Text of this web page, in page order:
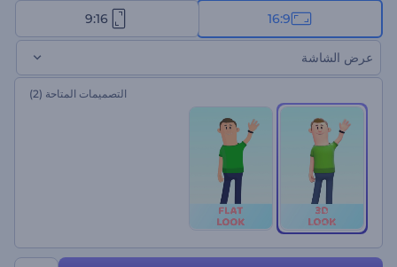
المنتجات والتي ستساعدك على تعزيز مبيعاتك وصنع مشروع عالي الجودة وناجح
للغاية. اختر المناظر من بين مجموعة واسعة من الفئات وغير النصوص وأضف
مسارك الموسيقى الذي ترغب فيه وقم بالإستعراض. لقد انتهيت الآن! لا تضيع
الفرصة في تجربة مجموعة أدوات الفيديو التوضيحي ثلاثي الأبعاد اليوم!
16:9
9:16
عرض الشاشة
التصميمات المتاحة (2)